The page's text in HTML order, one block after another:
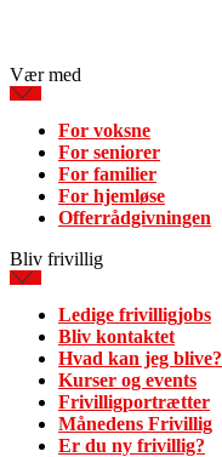
Vær med
For voksne
For seniorer
For familier
For hjemløse
Offerrådgivningen
Bliv frivillig
Ledige frivilligjobs
Bliv kontaktet
Hvad kan jeg blive?
Kurser og events
Frivilligportrætter
Månedens Frivillig
Er du ny frivillig?